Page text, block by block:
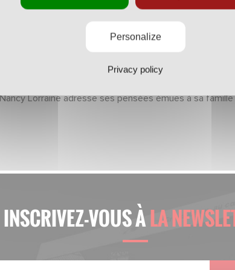
véritable légende de l’AS Nancy Lorraine.
de son indéfectible amour pour le club, il était
Hervé Collot nous a quittés ce jeudi à l’âge de 92
Nancy Lorraine adresse ses pensées émues à sa
INSCRIVEZ-VOUS ÀLA
Personalize
Privacy policy